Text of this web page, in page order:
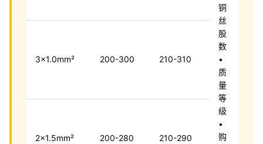
铜
丝
股
数
•
质
量
等
级
•
购
3×1.0mm² 200-300 210-310
2×1.5mm² 200-280 210-290